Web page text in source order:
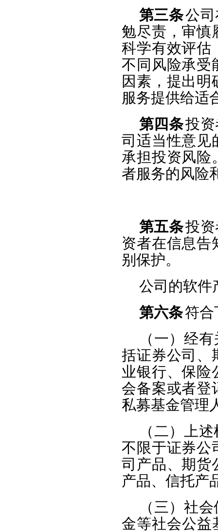
第三条公
勉尽责，审慎
科学有效评估
不同风险承受
因素，提出明
服务提供给适
第四条投
司适当性意见
承担投资风险
者服务的风险
第五条投
资者在信息告
别保护。
公司的软件
第六条符合
（一）经
括证券公司、
业银行、保险
会备案或者登
私募基金管理
（二）上
不限于证券公
司产品、期货
产品、信托产
（三）社
金等社会公益